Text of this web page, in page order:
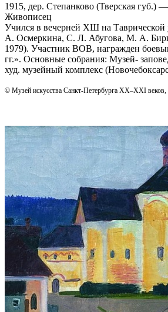
1915, дер. Степанково (Тверская губ.)
Живописец
Учился в вечерней ХШ на
А. Осмеркина, С. Л. Абугова, М. А.
1979). Участник ВОВ, награжден
гг.». Основные собрания: Музей-
худ. музейный комплекс
© Музей искусства Санкт-Петербурга XX–XXI веков,